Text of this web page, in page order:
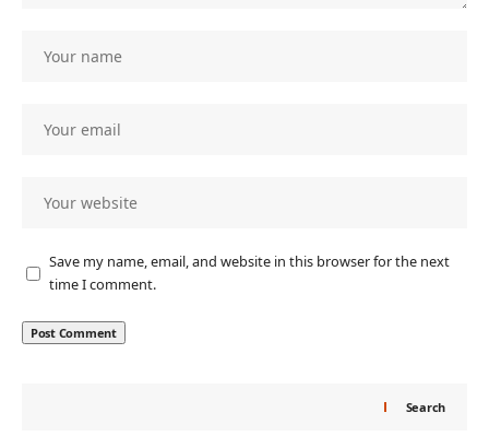
Save my name, email, and website in this browser for the next
time I comment.
Search